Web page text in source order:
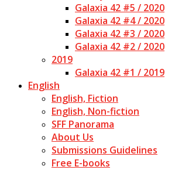
Galaxia 42 #5 / 2020
Galaxia 42 #4 / 2020
Galaxia 42 #3 / 2020
Galaxia 42 #2 / 2020
2019
Galaxia 42 #1 / 2019
English
English, Fiction
English, Non-fiction
SFF Panorama
About Us
Submissions Guidelines
Free E-books